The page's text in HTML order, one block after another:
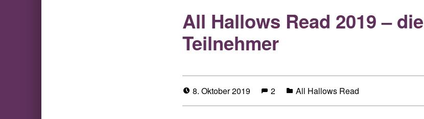
All Hallows Read 2019 – die
Teilnehmer
8. Oktober 2019 2 All Hallows Read